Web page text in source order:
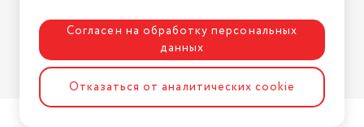
Разработка сайтаASTDESIGN
Согласен на обработку персональных
данных
Отказаться от аналитических cookie